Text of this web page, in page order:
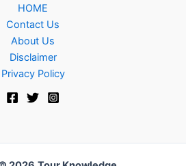
HOME
Contact Us
About Us
Disclaimer
Privacy Policy